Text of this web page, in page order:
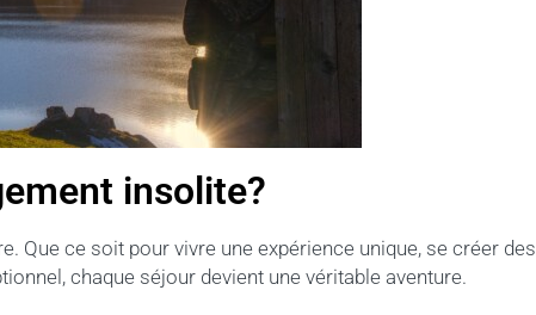
insolite?
Que ce soit pour vivre une expérience unique, se créer des
chaque séjour devient une véritable aventure.